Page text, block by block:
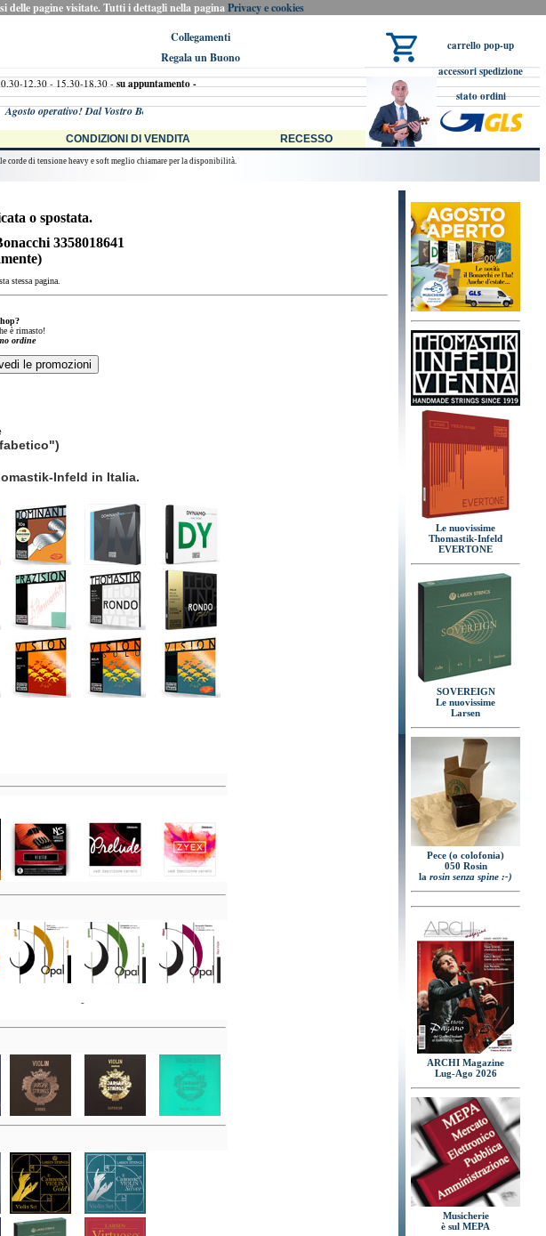
delle pagine visitate. Tutti i dettagli nella paginaPrivacy e cookies
Collegamenti
Regala un Buono
carrello pop-up
accessori spedizione
stato ordini
12.30 - 15.30-18.30 -su appuntamento -
operativo! Dal Vostro Bonacchi, alias Musicherie Shop, 98% degli ordini evasi in giornata se pervenuti entro le 18:00
CONDIZIONI DI VENDITA RECESSO
le corde di tensione heavy e soft meglio chiamare per la disponibilità.
o spostata.
3358018641
stessa pagina.
è rimasto!
ordine
Infeld in Italia.
-
Le nuovissime
Thomastik-Infeld
EVERTONE
SOVEREIGN
Le nuovissime
Larsen
Pece (o colofonia)
050 Rosin
la rosin senza spine :-)
ARCHI Magazine
Lug-Ago 2026
Musicherie
è sul MEPA